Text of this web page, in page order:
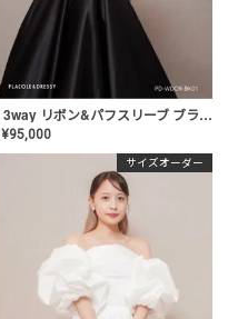
3way リボン&パフスリーブ ブラックドレス〈PD-WDOR-BK01〉
¥95,000
サイズオーダー